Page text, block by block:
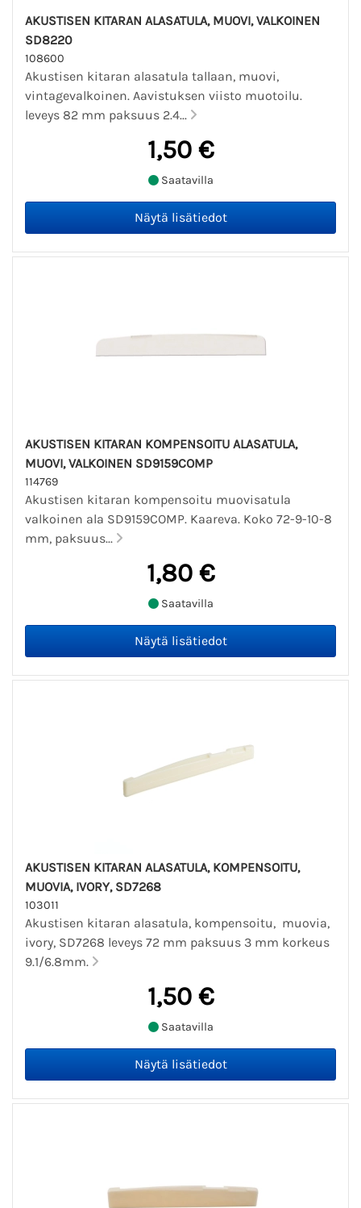
AKUSTISEN KITARAN ALASATULA, MUOVI, VALKOINEN
SD8220
108600
Akustisen kitaran alasatula tallaan, muovi,
vintagevalkoinen. Aavistuksen viisto muotoilu.
leveys 82 mm paksuus 2.4...
1,50 €
Saatavilla
AKUSTISEN KITARAN KOMPENSOITU ALASATULA,
MUOVI, VALKOINEN SD9159COMP
114769
Akustisen kitaran kompensoitu muovisatula
valkoinen ala SD9159COMP. Kaareva. Koko 72-9-10-8
mm, paksuus...
1,80 €
Saatavilla
AKUSTISEN KITARAN ALASATULA, KOMPENSOITU,
MUOVIA, IVORY, SD7268
103011
Akustisen kitaran alasatula, kompensoitu, muovia,
ivory, SD7268 leveys 72 mm paksuus 3 mm korkeus
9.1/6.8mm.
1,50 €
Saatavilla